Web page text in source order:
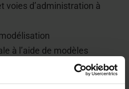
voies d’administration à
à l’aide de modèles
modèles auto-générés.